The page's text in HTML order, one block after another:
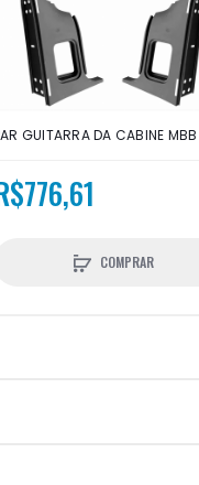
GUITARRA DA CABINE MBB
COMPRAR